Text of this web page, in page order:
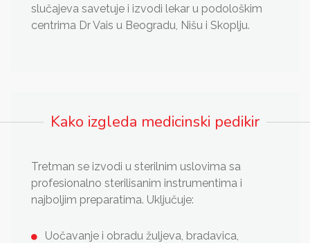
slučajeva savetuje i izvodi lekar u podološkim
centrima Dr Vais u Beogradu, Nišu i Skoplju.
Kako izgleda medicinski pedikir
Tretman se izvodi u sterilnim uslovima sa
profesionalno sterilisanim instrumentima i
najboljim preparatima. Uključuje:
Uočavanje i obradu žuljeva, bradavica,